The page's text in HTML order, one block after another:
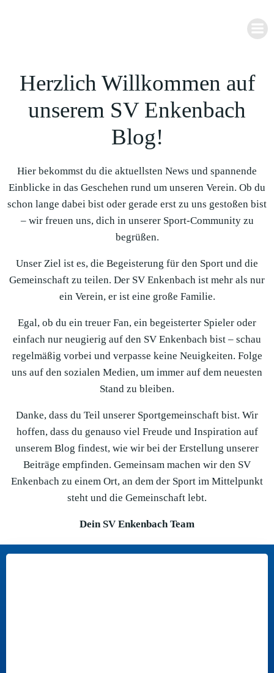
Herzlich Willkommen auf
unserem SV Enkenbach
Blog!
Hier bekommst du die aktuellsten News und spannende
Einblicke in das Geschehen rund um unseren Verein. Ob du
schon lange dabei bist oder gerade erst zu uns gestoßen bist
– wir freuen uns, dich in unserer Sport-Community zu
begrüßen.
Unser Ziel ist es, die Begeisterung für den Sport und die
Gemeinschaft zu teilen. Der SV Enkenbach ist mehr als nur
ein Verein, er ist eine große Familie.
Egal, ob du ein treuer Fan, ein begeisterter Spieler oder
einfach nur neugierig auf den SV Enkenbach bist – schau
regelmäßig vorbei und verpasse keine Neuigkeiten. Folge
uns auf den sozialen Medien, um immer auf dem neuesten
Stand zu bleiben.
Danke, dass du Teil unserer Sportgemeinschaft bist. Wir
hoffen, dass du genauso viel Freude und Inspiration auf
unserem Blog findest, wie wir bei der Erstellung unserer
Beiträge empfinden. Gemeinsam machen wir den SV
Enkenbach zu einem Ort, an dem der Sport im Mittelpunkt
steht und die Gemeinschaft lebt.
Dein SV Enkenbach Team